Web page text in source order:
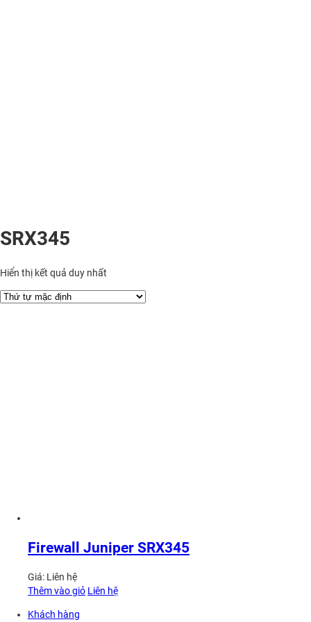
SRX345
Hiển thị kết quả duy nhất
Firewall Juniper SRX345
Giá: Liên hệ
Thêm vào giỏ Liên hệ
Khách hàng